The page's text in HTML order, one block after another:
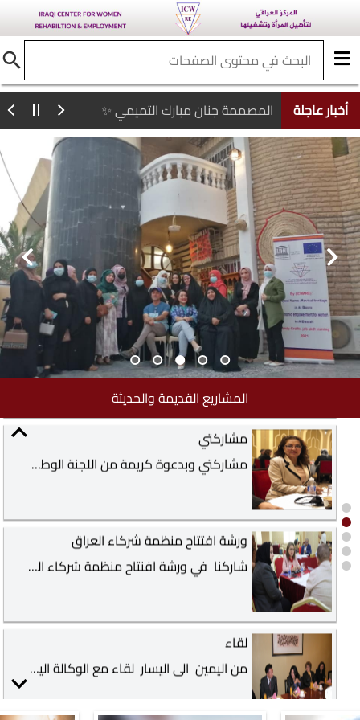
أخبار عاجلة المصممة جنان مبارك التميمي ✨
المشاريع القديمة والحديثة
مشاركة المركز العراقي لتأهيل المرأة وتشغيلها فرع البصرة في معرض الزهور
شارط المركز العراقي لتأهيل المرأة وتشغيلها في فعاليات مؤتمر بغداد الدولي الخامس للمياه والمقامة في فندق بابل روتانا لتمثيل المركز العراقي لتأهيل المراة وتشغيلها والذي يستضيف مؤتمر الحادي عشر للري الدقيق وللفترة ٢٤-٢٦/ ايار ٢٠٢٥
المصممة جنان مبارك التميمي ✨
مشاركتي
مشاركتي وبدعوة كريمة من اللجنة الوطنية للمراة في ورشة متخصصة بعنوان تعزيز ريادة الاعمال في القطاع الخاص من باب الخبرة المتراكمة منذ ٢٠٠٥ ولحد الان حيث دأب المركز العراقي لتأهيل المراة وتشغيلها على تمكين المراة اقتصاديا وثقافيا وبحضور عدد كبير من ممثلات الوزارات لأغناء الورشة بتفاصيل تواصل المراة مع مراحل التسجيل والتواصل مع دوائر الحكومية المعنية بالقطاع الخاص وبحضور الوكيل الاداري في وزارة التخطيط الدكتورة هناء كما واثرت الدكتورة يسرى كريم العلاق الورشة بمقترحات تعمل على دعم المراة في القطاع الخاص واثمرت الورشة عن تاسيس فريق يعمل على تنفيذ ومتابعة دعم المراة في القطاع الخاص #جنان مبارك التميمي #رئيسة المركز العراقي لتأهيل المراة وتشغيلها
ورشة افتتاح منظمة شركاء العراق
لقاء
سلام لاهلي واحبابي